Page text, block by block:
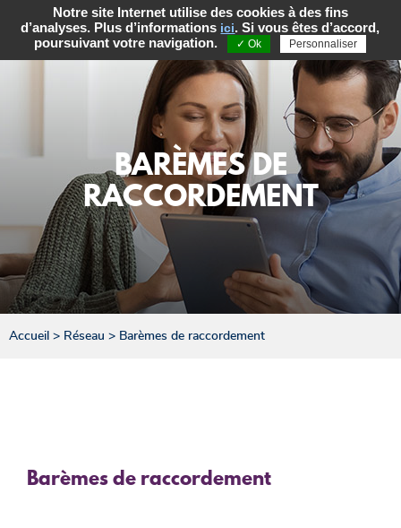
BARÈMES DE
RACCORDEMENT
Accueil > Réseau > Barèmes de raccordement
Barèmes de raccordement
Notre site Internet utilise des cookies à des fins
d’analyses. Plus d’informations ici. Si vous êtes d’accord,
poursuivant votre navigation.
✓ Ok Personnaliser